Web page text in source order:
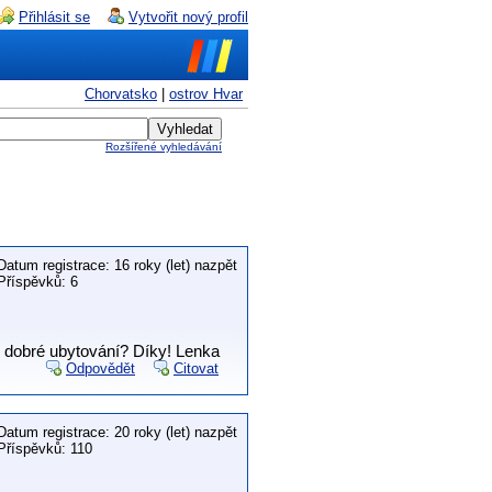
Přihlásit se Vytvořit nový profil
Chorvatsko ostrov Hvar
Rozšířené vyhledávání
registrace: 16 roky (let) nazpět
6
ubytování? Díky! Lenka
Odpovědět Citovat
registrace: 20 roky (let) nazpět
110